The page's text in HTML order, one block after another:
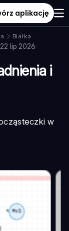
aplikację
Białka
22 lip 2026·
i
w